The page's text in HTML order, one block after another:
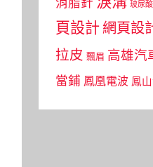
玻尿酸
頁設計 網頁設
拉皮 飄眉 高雄汽
當鋪 鳳凰電波 鳳